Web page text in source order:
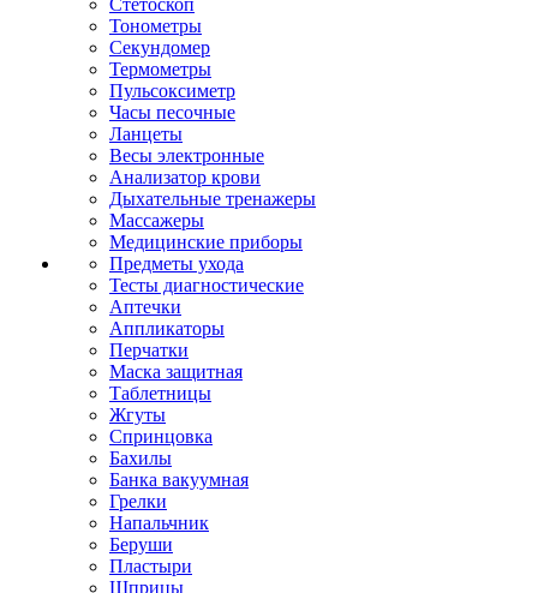
Стетоскоп
Тонометры
Секундомер
Термометры
Пульсоксиметр
Часы песочные
Ланцеты
Весы электронные
Анализатор крови
Дыхательные тренажеры
Массажеры
Медицинские приборы
Предметы ухода
Тесты диагностические
Аптечки
Аппликаторы
Перчатки
Маска защитная
Таблетницы
Жгуты
Спринцовка
Бахилы
Банка вакуумная
Грелки
Напальчник
Беруши
Пластыри
Шприцы